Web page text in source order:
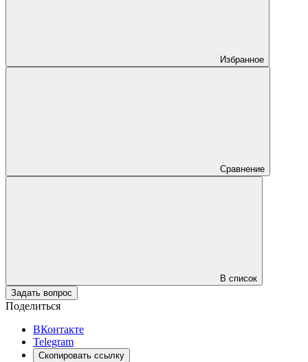
Избранное
Сравнение
В список
Задать вопрос
Поделиться
ВКонтакте
Telegram
Скопировать ссылку